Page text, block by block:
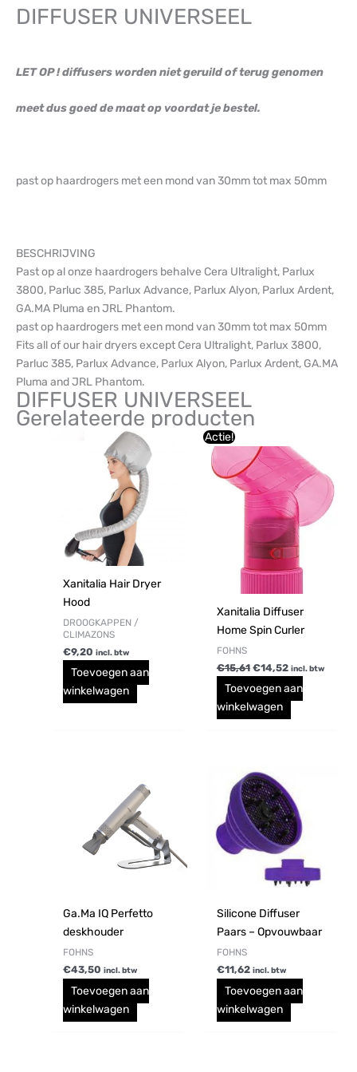
DIFFUSER UNIVERSEEL
LET OP ! diffusers worden niet geruild of terug genomen
meet dus goed de maat op voordat je bestel.
past op haardrogers met een mond van 30mm tot max 50mm
BESCHRIJVING
Past op al onze haardrogers behalve Cera Ultralight, Parlux
3800, Parluc 385, Parlux Advance, Parlux Alyon, Parlux Ardent,
GA.MA Pluma en JRL Phantom.
past op haardrogers met een mond van 30mm tot max 50mm
Fits all of our hair dryers except Cera Ultralight, Parlux 3800,
Parluc 385, Parlux Advance, Parlux Alyon, Parlux Ardent, GA.MA
Pluma and JRL Phantom.
DIFFUSER UNIVERSEEL
Gerelateerde producten
Xanitalia Hair Dryer
Hood
DROOGKAPPEN /
CLIMAZONS
€9,20 incl. btw
Toevoegen aan
winkelwagen
Actie!
Xanitalia Diffuser
Home Spin Curler
FOHNS
€15,61
prijs
was:
€15,61.
€14,52
prijs
is:
€14,52.
incl. btw
Toevoegen aan
winkelwagen
Ga.Ma IQ Perfetto
deskhouder
FOHNS
€43,50 incl. btw
Toevoegen aan
winkelwagen
Silicone Diffuser
Paars – Opvouwbaar
FOHNS
€11,62 incl. btw
Toevoegen aan
winkelwagen